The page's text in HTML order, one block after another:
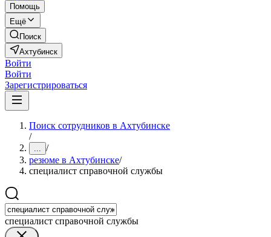
Помощь
Ещё
Поиск
Ахтубинск
Войти
Войти
Зарегистрироваться
Поиск сотрудников в Ахтубинске
/
... /
резюме в Ахтубинске/
специалист справочной службы
специалист справочной службы